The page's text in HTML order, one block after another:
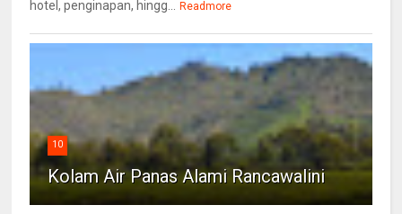
hotel, penginapan, hingg...
Readmore
10
Kolam Air Panas Alami Rancawalini